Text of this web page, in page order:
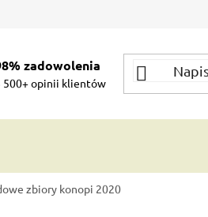
zadowolenia
500+ opinii klientów
zbiory konopi 2020